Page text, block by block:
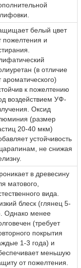
белый цвет
пожелтения и
(в отличие
ароматического)
к пожелтению
воздействием УФ-
Оксид
(размер
20-40 мкм)
устойчивость
не снижая
в древесину
матового,
вида.
блеск (глянец 5-
Однако менее
(требует
покрытия
1-3 года) и
меньшую
от пожелтения.